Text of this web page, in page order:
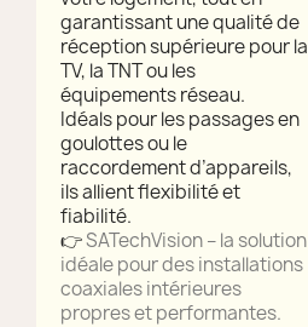
garantissant une qualité de
réception supérieure pour la
TV, la TNT ou les
équipements réseau.
Idéals pour les passages en
goulottes ou le
raccordement d’appareils,
ils allient flexibilité et
fiabilité.
👉SATechVision – la solution
idéale pour des installations
coaxiales intérieures
propres et performantes.